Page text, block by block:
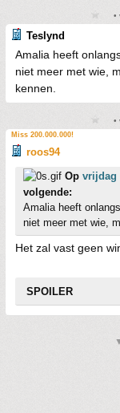
•
Teslynd
Amalia heeft
niet meer met wie,
kennen.
•
Miss 200.000.000!
roos94
Op vrijdag
volgende:
Amalia heeft
niet meer met wie,
Het zal vast geen
SPOILER